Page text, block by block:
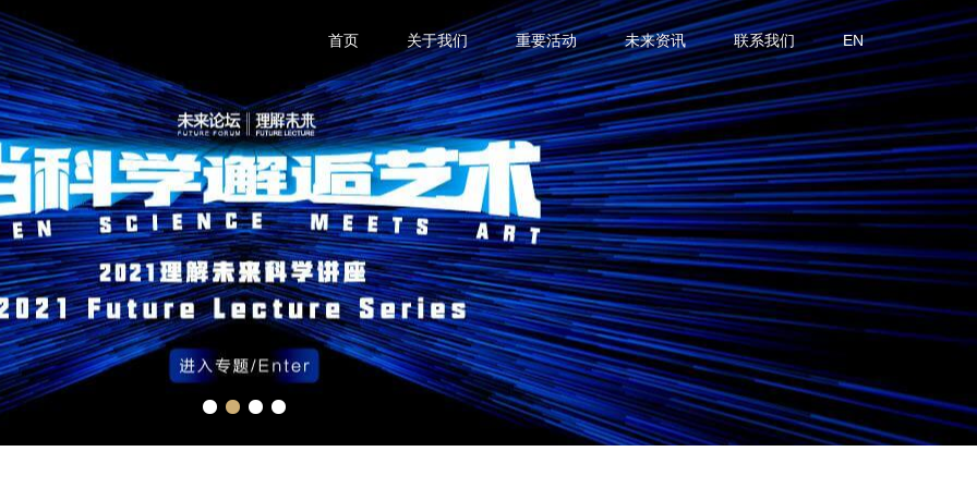
首页 关于我们 重要活动 未来资讯 联系我们 EN